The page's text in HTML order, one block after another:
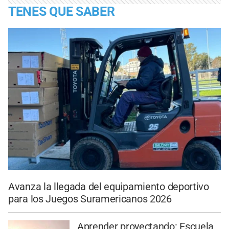
TENES QUE SABER
Avanza la llegada del equipamiento deportivo
para los Juegos Suramericanos 2026